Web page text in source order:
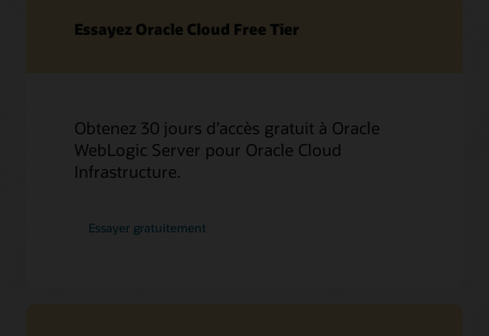
Essayez Oracle Cloud Free Tier
Obtenez 30 jours d’accès gratuit à Oracle
WebLogic Server pour Oracle Cloud
Infrastructure.
Essayer gratuitement